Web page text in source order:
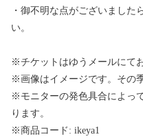
・御不明な点がございました
い。
※チケットはゆうメールにて
※画像はイメージです。その
※モニターの発色具合によっ
ります。
※商品コード: ikeya1